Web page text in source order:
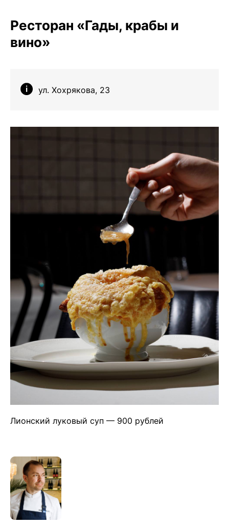
Ресторан «Гады, крабы и
вино»
ул. Хохрякова, 23
Лионский луковый суп — 900 рублей
МАХ
Вконтакте
Чойс у вас в телефоне
💧
Политика конфиденциальности
Пользовательское соглашение
Реквизиты
Рекламодателям
ООО «Вам понравится»
Чойс. Новости Екатеринбурга, люди, места,
события
*Instagram
Вконтакте